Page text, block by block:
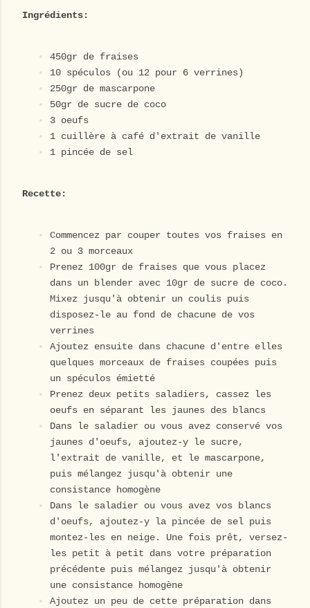
Ingrédients:
450gr de fraises
10 spéculos (ou 12 pour 6 verrines)
250gr de mascarpone
50gr de sucre de coco
3 oeufs
1 cuillère à café d'extrait de vanille
1 pincée de sel
Recette:
Commencez par couper toutes vos fraises en
2 ou 3 morceaux
Prenez 100gr de fraises que vous placez
dans un blender avec 10gr de sucre de coco.
Mixez jusqu'à obtenir un coulis puis
disposez-le au fond de chacune de vos
verrines
Ajoutez ensuite dans chacune d'entre elles
quelques morceaux de fraises coupées puis
un spéculos émietté
Prenez deux petits saladiers, cassez les
oeufs en séparant les jaunes des blancs
Dans le saladier ou vous avez conservé vos
jaunes d'oeufs, ajoutez-y le sucre,
l'extrait de vanille, et le mascarpone,
puis mélangez jusqu'à obtenir une
consistance homogène
Dans le saladier ou vous avez vos blancs
d'oeufs, ajoutez-y la pincée de sel puis
montez-les en neige. Une fois prêt, versez-
les petit à petit dans votre préparation
précédente puis mélangez jusqu'à obtenir
une consistance homogène
Ajoutez un peu de cette préparation dans